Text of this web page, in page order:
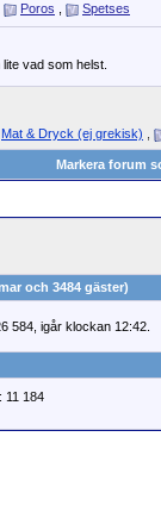
Poros Spetses
vad som helst.
Mat & Dryck (ej grekisk)
Markera forum
och 3484 gäster)
584, igår klockan 12:42.
11 184